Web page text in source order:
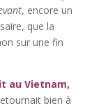
, encore un
que la
sur une fin
au Vietnam,
bien à